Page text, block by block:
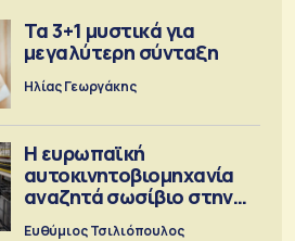
Τα 3+1 μυστικά για
μεγαλύτερη σύνταξη
Ηλίας Γεωργάκης
Η ευρωπαϊκή
αυτοκινητοβιομηχανία
αναζητά σωσίβιο στην
Κίνα
Ευθύμιος Τσιλιόπουλος